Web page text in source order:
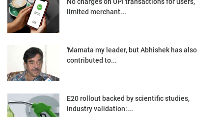
No charges on UPI transactions for users,
limited merchant...
'Mamata my leader, but Abhishek has also
contributed to...
E20 rollout backed by scientific studies,
industry validation:...